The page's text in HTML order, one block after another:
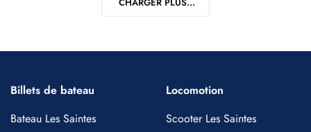
Billets de bateau
Bateau Les Saintes
Locomotion
Scooter Les Saintes